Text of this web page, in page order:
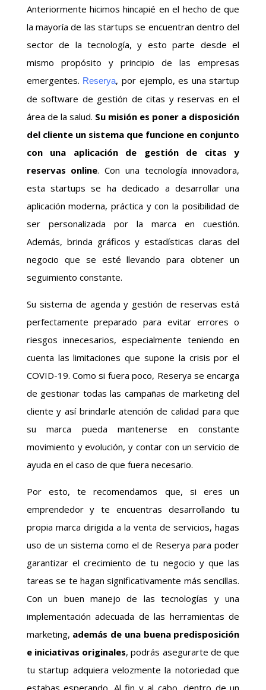
Anteriormente hicimos hincapié en el hecho de que
la mayoría de las startups se encuentran dentro del
sector de la tecnología, y esto parte desde el
mismo propósito y principio de las empresas
emergentes. Reserya, por ejemplo, es una startup
de software de gestión de citas y reservas en el
área de la salud. Su misión es poner a disposición
del cliente un sistema que funcione en conjunto
con una aplicación de gestión de citas y
reservas online. Con una tecnología innovadora,
esta startups se ha dedicado a desarrollar una
aplicación moderna, práctica y con la posibilidad de
ser personalizada por la marca en cuestión.
Además, brinda gráficos y estadísticas claras del
negocio que se esté llevando para obtener un
seguimiento constante.
Su sistema de agenda y gestión de reservas está
perfectamente preparado para evitar errores o
riesgos innecesarios, especialmente teniendo en
cuenta las limitaciones que supone la crisis por el
COVID-19. Como si fuera poco, Reserya se encarga
de gestionar todas las campañas de marketing del
cliente y así brindarle atención de calidad para que
su marca pueda mantenerse en constante
movimiento y evolución, y contar con un servicio de
ayuda en el caso de que fuera necesario.
Por esto, te recomendamos que, si eres un
emprendedor y te encuentras desarrollando tu
propia marca dirigida a la venta de servicios, hagas
uso de un sistema como el de Reserya para poder
garantizar el crecimiento de tu negocio y que las
tareas se te hagan significativamente más sencillas.
Con un buen manejo de las tecnologías y una
implementación adecuada de las herramientas de
marketing, además de una buena predisposición
e iniciativas originales, podrás asegurarte de que
tu startup adquiera velozmente la notoriedad que